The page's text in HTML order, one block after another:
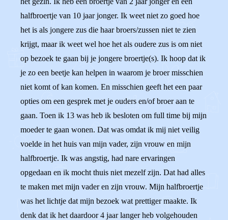
halfbroertje van 10 jaar jonger. Ik weet niet zo goed hoe
het is als jongere zus die haar broers/zussen niet te zien
krijgt, maar ik weet wel hoe het als oudere zus is om niet
op bezoek te gaan bij je jongere broertje(s). Ik hoop dat ik
je zo een beetje kan helpen in waarom je broer misschien
niet komt of kan komen. En misschien geeft het een paar
opties om een gesprek met je ouders en/of broer aan te
gaan. Toen ik 13 was heb ik besloten om full time bij mijn
moeder te gaan wonen. Dat was omdat ik mij niet veilig
voelde in het huis van mijn vader, zijn vrouw en mijn
halfbroertje. Ik was angstig, had nare ervaringen
opgedaan en ik mocht thuis niet mezelf zijn. Dat had alles
te maken met mijn vader en zijn vrouw. Mijn halfbroertje
was het lichtje dat mijn bezoek wat prettiger maakte. Ik
denk dat ik het daardoor 4 jaar langer heb volgehouden